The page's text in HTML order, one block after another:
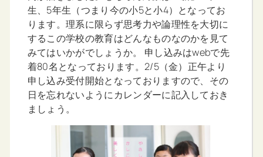
生、5年生（つまり今の小5と小4）となってお
ります。理系に限らず思考力や論理性を大切に
するこの学校の教育はどんなものなのかを見て
みてはいかがでしょうか。 申し込みはwebで先
着80名となっております。2/5（金）正午より
申し込み受付開始となっておりますので、その
日を忘れないようにカレンダーに記入しておき
ましょう。